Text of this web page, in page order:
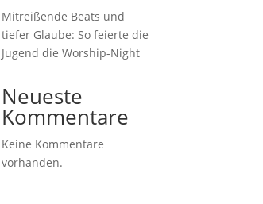
Mitreißende Beats und
tiefer Glaube: So feierte die
Jugend die Worship-Night
Neueste
Kommentare
Keine Kommentare
vorhanden.